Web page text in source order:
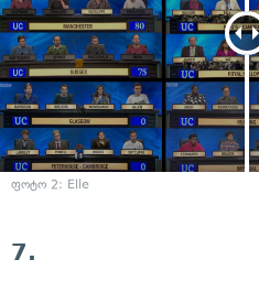
ფოტო 2: Elle
7.